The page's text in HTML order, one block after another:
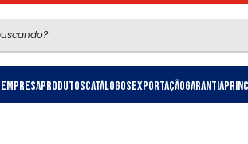
EmpresaProdutosCatálogosExportaçãoGarantia